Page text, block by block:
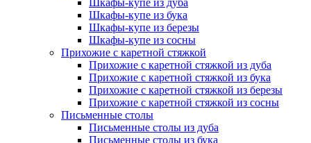
Шкафы-купе из дуба
Шкафы-купе из бука
Шкафы-купе из березы
Шкафы-купе из сосны
Прихожие с каретной стяжкой
Прихожие с каретной стяжкой из дуба
Прихожие с каретной стяжкой из бука
Прихожие с каретной стяжкой из березы
Прихожие с каретной стяжкой из сосны
Письменные столы
Письменные столы из дуба
Письменные столы из бука